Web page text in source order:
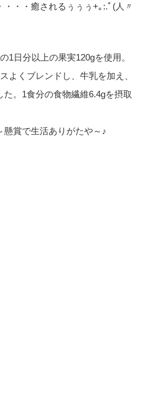
・・癒されるぅぅぅ+｡:.ﾟ(人〃
1日分以上の果実120gを使用。
よくブレンドし、牛乳を加え、
。1食分の食物繊維6.4gを摂取
賞で生活ありがたや～♪